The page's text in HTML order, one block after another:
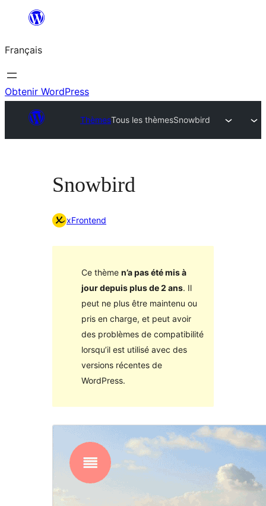
contenu
Français
Obtenir WordPress
ThèmesTous les thèmesSnowbird
Snowbird
xFrontend
Ce thème n’a pas été mis à
jour depuis plus de 2 ans. Il
peut ne plus être maintenu ou
pris en charge, et peut avoir
des problèmes de compatibilité
lorsqu’il est utilisé avec des
versions récentes de
WordPress.